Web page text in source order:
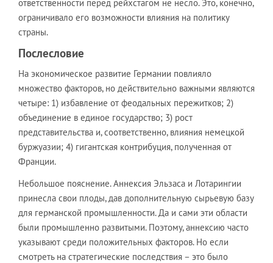
ответственности перед рейхстагом не несло. Это, конечно,
ограничивало его возможности влияния на политику
страны.
Послесловие
На экономическое развитие Германии повлияло
множество факторов, но действительно важными являются
четыре: 1) избавление от феодальных пережитков; 2)
объединение в единое государство; 3) рост
представительства и, соответственно, влияния немецкой
буржуазии; 4) гигантская контрибуция, полученная от
Франции.
Небольшое пояснение. Аннексия Эльзаса и Лотарингии
принесла свои плоды, дав дополнительную сырьевую базу
для германской промышленности. Да и сами эти области
были промышленно развитыми. Поэтому, аннексию часто
указывают среди положительных факторов. Но если
смотреть на стратегические последствия – это было